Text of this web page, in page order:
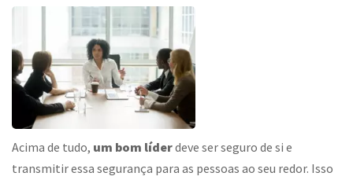
Acima de tudo, um bom líderdeve ser seguro de si e
transmitir essa segurança para as pessoas ao seu redor. Isso